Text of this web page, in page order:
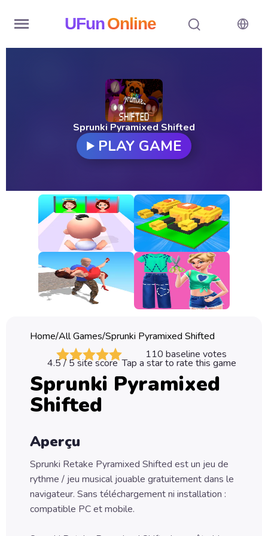
UFunOnline
New
Games
All
Games
Classic
Sprunki
Games
Car
Games
Run
Puzzle
Games
Sprunki Pyramixed Shifted
PLAY GAME
Home/All Games/Sprunki Pyramixed Shifted
110 baseline votes
4.5/ 5 site score Tap a star to rate this game
Sprunki Pyramixed
Shifted
Aperçu
Sprunki Retake Pyramixed Shifted est un jeu de
rythme / jeu musical jouable gratuitement dans le
navigateur. Sans téléchargement ni installation :
compatible PC et mobile.